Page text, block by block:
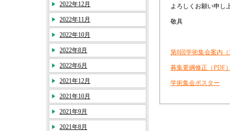
2022年12月
2022年11月
2022年10月
2022年8月
2022年6月
2021年12月
2021年10月
2021年9月
2021年8月
よろしくお願い申し
敬具
第8回学術集会案内
募集要綱修正（PDF
学術集会ポスター